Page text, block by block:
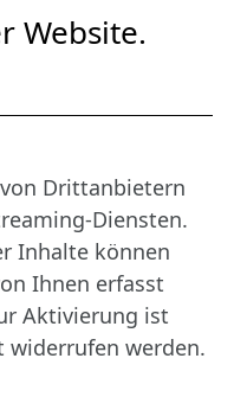
über verbunden:
Filmtage
Website.
Drittanbietern
Diensten.
Inhalte können
Ihnen erfasst
Aktivierung ist
werden.